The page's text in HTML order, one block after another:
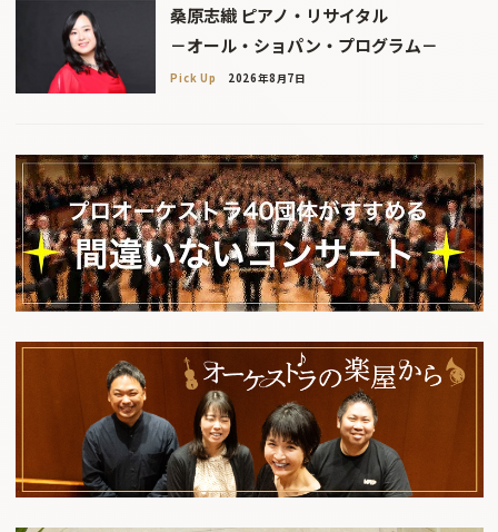
桑原志織 ピアノ・リサイタル
－オール・ショパン・プログラム－
Pick Up 2026年8月7日